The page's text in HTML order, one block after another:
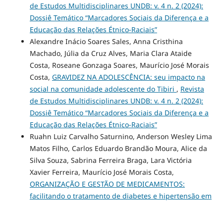
de Estudos Multidisciplinares UNDB: v. 4 n. 2 (2024):
Dossiê Temático “Marcadores Sociais da Diferença e a
Educação das Relações Étnico-Raciais”
Alexandre Inácio Soares Sales, Anna Cristhina
Machado, Júlia da Cruz Alves, Maria Clara Ataide
Costa, Roseane Gonzaga Soares, Maurício José Morais
Costa, GRAVIDEZ NA ADOLESCÊNCIA: seu impacto na
social na comunidade adolescente do Tibiri , Revista
de Estudos Multidisciplinares UNDB: v. 4 n. 2 (2024):
Dossiê Temático “Marcadores Sociais da Diferença e a
Educação das Relações Étnico-Raciais”
Ruahn Luiz Carvalho Saturnino, Anderson Wesley Lima
Matos Filho, Carlos Eduardo Brandão Moura, Alice da
Silva Souza, Sabrina Ferreira Braga, Lara Victória
Xavier Ferreira, Maurício José Morais Costa,
ORGANIZAÇÃO E GESTÃO DE MEDICAMENTOS:
facilitando o tratamento de diabetes e hipertensão em